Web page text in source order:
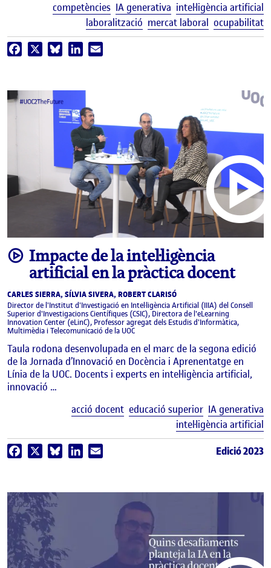
competències IA generativa intel·ligència artificial
laboralització mercat laboral ocupabilitat
Facebook BlueskyLinkedIn
videoImpacte de la intel·ligència
artificial en la pràctica docent
CARLES SIERRA, SÍLVIA SIVERA, ROBERT CLARISÓ
Director de l'Institut d'Investigació en Intel·ligència Artificial (IIIA) del Consell
Superior d'Investigacions Científiques (CSIC), Directora de l'eLearning
Innovation Center (eLinC), Professor agregat dels Estudis d'Informàtica,
Multimèdia i Telecomunicació de la UOC
Taula rodona desenvolupada en el marc de la segona edició
de la Jornada d’Innovació en Docència i Aprenentatge en
Línia de la UOC. Docents i experts en intel·ligència artificial,
innovació …
acció docent educació superior IA generativa
intel·ligència artificial
Facebook BlueskyLinkedIn Edició 2023